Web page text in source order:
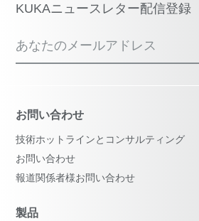
KUKAニュースレター配信登録
あなたのメールアドレス
お問い合わせ
技術ホットラインとコンサルティング
お問い合わせ
報道関係者様お問い合わせ
製品